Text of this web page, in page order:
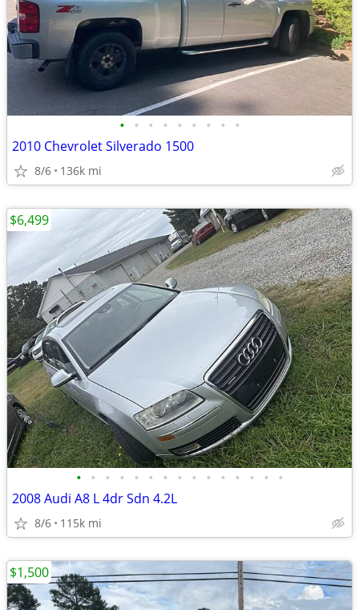
• • • • • • • • •
2010 Chevrolet Silverado 1500
8/6 136k mi
• • • • • • • • • • • • • • •
2008 Audi A8 L 4dr Sdn 4.2L
8/6 115k mi
$6,499
$1,500